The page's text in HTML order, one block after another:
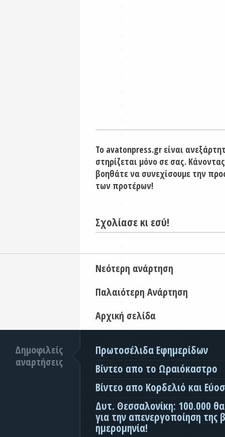
Το avatonpress.gr είναι
στηρίζεται μόνο σε σας.
βοηθάτε να συνεχίσουμε την
των προτέρων!
Σχολίασε κι εσύ!
Νεότερη ανάρτηση
Παλαιότερη Ανάρτηση
Αρχική σελίδα
Δημοφιλείς
αναρτήσεις
Πρωτοσέλιδα Εφημερίδων
Βίντεο απο το Ωραιόκαστρο
Βίντεο απο Κορδελιό και
Δυτ. Θεσσαλονίκη: 100.000
για την απενεργοποίηση της
ημερομηνία!